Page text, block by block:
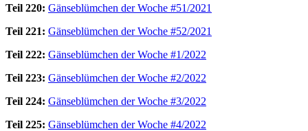
Teil 220: Gänseblümchen der Woche #51/2021
Teil 221: Gänseblümchen der Woche #52/2021
Teil 222: Gänseblümchen der Woche #1/2022
Teil 223: Gänseblümchen der Woche #2/2022
Teil 224: Gänseblümchen der Woche #3/2022
Teil 225: Gänseblümchen der Woche #4/2022